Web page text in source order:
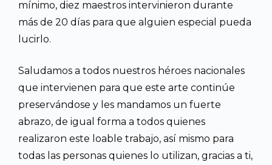
mínimo, diez maestros intervinieron durante
más de 20 días para que alguien especial pueda
lucirlo.
Saludamos a todos nuestros héroes nacionales
que intervienen para que este arte continúe
preservándose y les mandamos un fuerte
abrazo, de igual forma a todos quienes
realizaron este loable trabajo, así mismo para
todas las personas quienes lo utilizan, gracias a ti,